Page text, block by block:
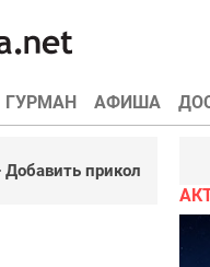
ГУРМАН АФИША
Добавить прикол